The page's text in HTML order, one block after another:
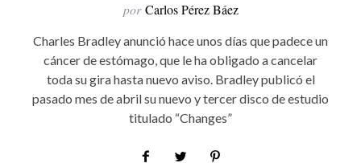
por Carlos Pérez Báez
Charles Bradley anunció hace unos días que padece un
cáncer de estómago, que le ha obligado a cancelar
toda su gira hasta nuevo aviso. Bradley publicó el
pasado mes de abril su nuevo y tercer disco de estudio
titulado “Changes”